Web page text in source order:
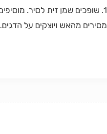
1. שופכים שמן זית לסיר. מוסיפים את הרוזמרין, השום, פרוסות הלימון, המלח והפלפל. מטגנים קלות. מוסיפים את מיץ הלימון.
מסירים מהאש ויוצקים על הדגים.